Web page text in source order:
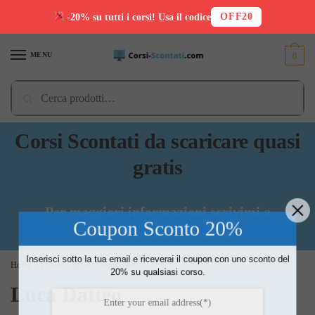
MENU
Cerca
0
Corsi Scontati da scaricare quasi
gratis
Per maggiori informazioni scrivimi a
info@downloadcorsi.com
Home / Prodotti taggati “Luca Datteo”
Luca Datteo
Coupon Sconto 20%
Inserisci sotto la tua email e riceverai il coupon con uno sconto del
20% su qualsiasi corso.
-20% su tutti i corsi! Usa il codice OFF20